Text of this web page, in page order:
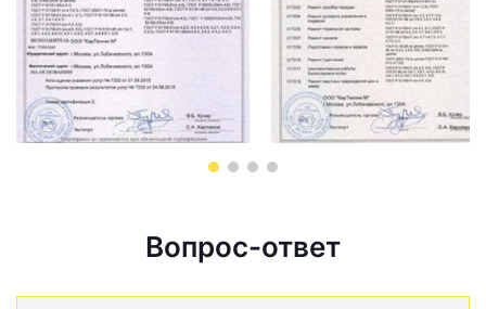
Вопрос-ответ